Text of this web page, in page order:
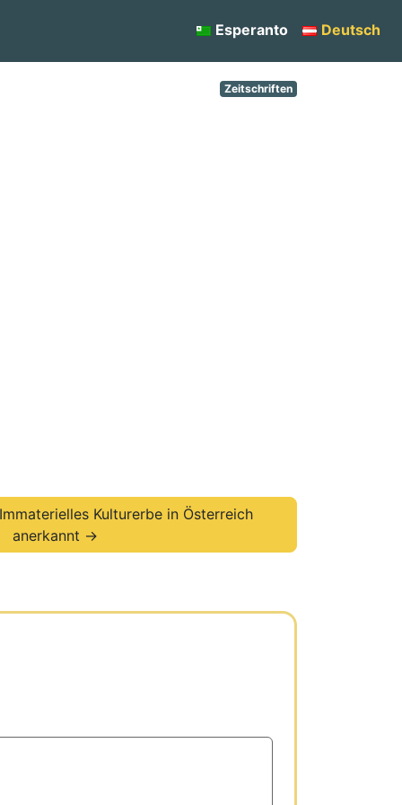
Esperanto Deutsch
Zeitschriften
Kulturerbe in Österreich
anerkannt →